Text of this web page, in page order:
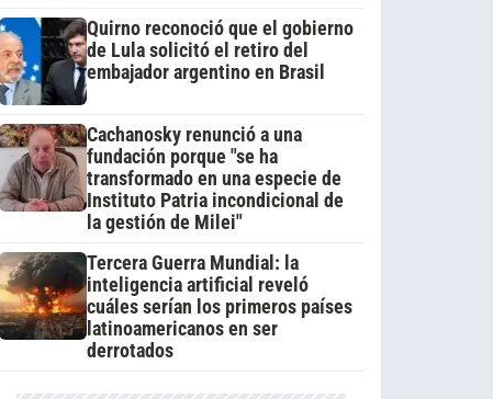
Quirno reconoció que el gobierno
de Lula solicitó el retiro del
embajador argentino en Brasil
Cachanosky renunció a una
fundación porque "se ha
transformado en una especie de
Instituto Patria incondicional de
la gestión de Milei"
Tercera Guerra Mundial: la
inteligencia artificial reveló
cuáles serían los primeros países
latinoamericanos en ser
derrotados